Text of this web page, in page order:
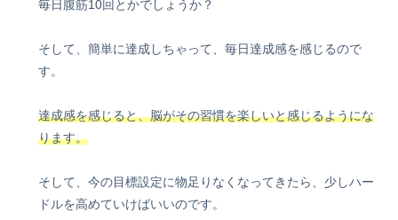
毎日腹筋10回とかでしょうか？
そして、簡単に達成しちゃって、毎日達成感を感じるので
す。
達成感を感じると、脳がその習慣を楽しいと感じるようにな
ります。
そして、今の目標設定に物足りなくなってきたら、少しハー
ドルを高めていけばいいのです。